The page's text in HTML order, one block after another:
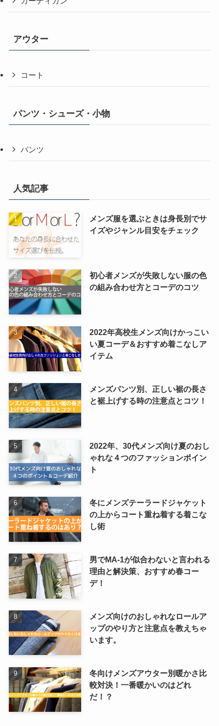
アウター
コート
パンツ・シューズ・小物
パンツ
人気記事
メンズ服を選ぶときは身長別でサ
イズやジャンル目安をチェック
初心者メンズが失敗しない服の色
の組み合わせ方とコーデのコツ
2022年高校生メンズ向けかっこい
い夏コーデ＆おすすめ着こなしア
イテム
メンズパンツ別、正しい裾の長さ
と裾上げする時の注意点とコツ！
2022年、30代メンズ向け夏のおし
ゃれな４つのファッションポイン
ト
冬にメンズテーラードジャケット
の上からコート重ね着する着こな
し術
男でMA-1が似合わないと言われる
理由と解決策、おすすめ春コー
デ！
メンズ向けのおしゃれなロールア
ップのやり方と注意点を教えちゃ
います。
冬向けメンズアウター別暖かさ比
較対決！一番暖かいのはどれ
だ！？